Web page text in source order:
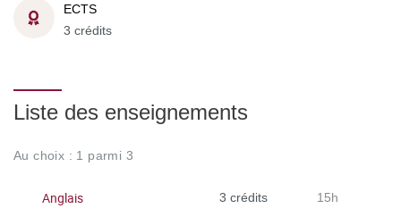
ECTS
3 crédits
Liste des enseignements
Au choix : 1 parmi 3
Anglais 3 crédits 15h